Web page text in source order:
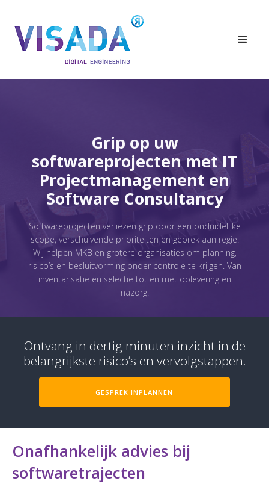
Grip op uw
softwareprojecten met IT
Projectmanagement en
Software Consultancy
Softwareprojecten verliezen grip door een onduidelijke
scope, verschuivende prioriteiten en gebrek aan regie.
Wij helpen MKB en grotere organisaties om planning,
risico’s en besluitvorming onder controle te krijgen. Van
inventarisatie en selectie tot en met oplevering en
nazorg.
Ontvang in dertig minuten inzicht in de
belangrijkste risico’s en vervolgstappen.
GESPREK INPLANNEN
Onafhankelijk advies bij
softwaretrajecten